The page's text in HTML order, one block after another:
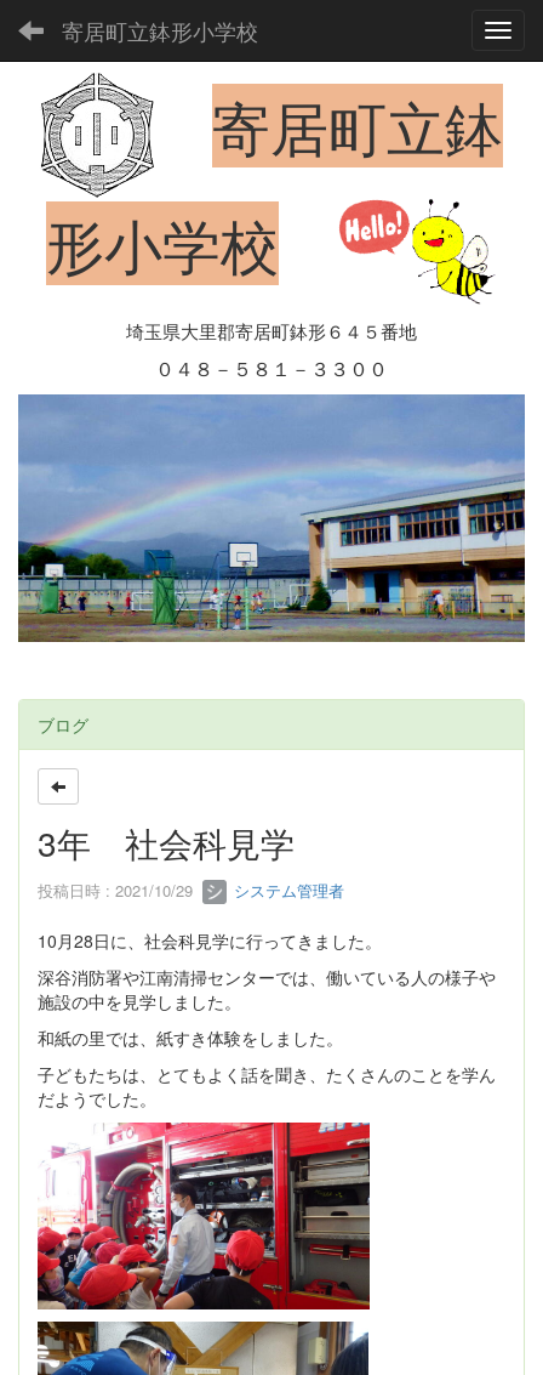
寄居町立鉢形小学校
寄居町立鉢
形小学校
埼玉県大里郡寄居町鉢形６４５番地
０４８－５８１－３３００
ブログ
3年 社会科見学
投稿日時 : 2021/10/29 システム管理者
10月28日に、社会科見学に行ってきました。
深谷消防署や江南清掃センターでは、働いている人の様子や
施設の中を見学しました。
和紙の里では、紙すき体験をしました。
子どもたちは、とてもよく話を聞き、たくさんのことを学ん
だようでした。